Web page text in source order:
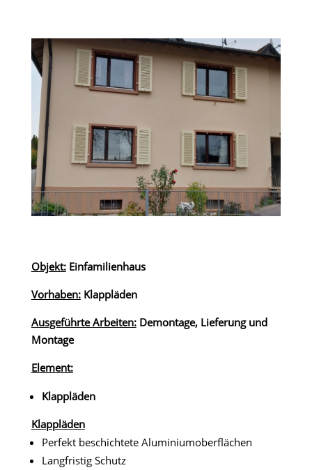
Objekt:Einfamilienhaus
Vorhaben:Klappläden
Ausgeführte Arbeiten:Demontage, Lieferung und
Montage
Element:
Klappläden
Klappläden
Perfekt beschichtete Aluminiumoberflächen
Langfristig Schutz